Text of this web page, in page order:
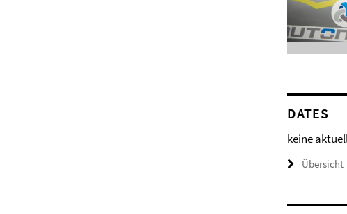
DATES
keine
Übersicht